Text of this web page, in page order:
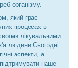
організму.
який грає
процесах в
лікувальними
людини.Сьогодні
аспекти, а
наше